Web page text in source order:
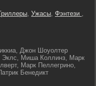
, Ужасы, Фэнтези ,
Джон Шоуолтер
Миша Коллинз, Марк
Марк Пеллегрино,
Бенедикт